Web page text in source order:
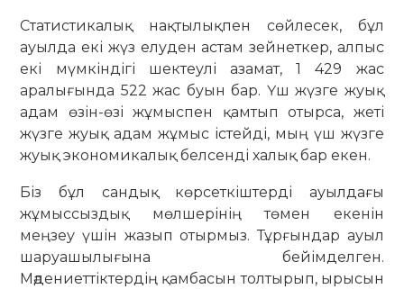
Статистикалық нақтылықпен сөйлесек, бұл
ауылда екі жүз елуден астам зейнеткер, алпыс
екі мүмкіндігі шектеулі азамат, 1 429 жас
аралығында 522 жас буын бар. Үш жүзге жуық
адам өзін-өзі жұмыспен қамтып отырса, жеті
жүзге жуық адам жұмыс істейді, мың үш жүзге
жуық экономикалық белсенді халық бар екен.
Біз бұл сандық көрсеткіштерді ауылдағы
жұмыссыздық мөлшерінің төмен екенін
меңзеу үшін жазып отырмыз. Тұрғындар ауыл
шаруашылығына бейімделген.
Мәдениеттіктердің қамбасын толтырып, ырысын